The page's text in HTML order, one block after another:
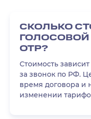
СКОЛЬКО
ГОЛОСОВОЙ
OTP?
Стоимость зависит
за звонок по РФ.
время договора и
изменении